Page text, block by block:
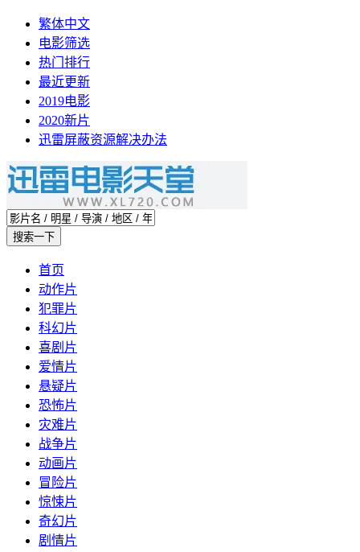
繁体中文
电影筛选
热门排行
最近更新
2019电影
2020新片
迅雷屏蔽资源解决办法
首页
动作片
犯罪片
科幻片
喜剧片
爱情片
悬疑片
恐怖片
灾难片
战争片
动画片
冒险片
惊悚片
奇幻片
剧情片